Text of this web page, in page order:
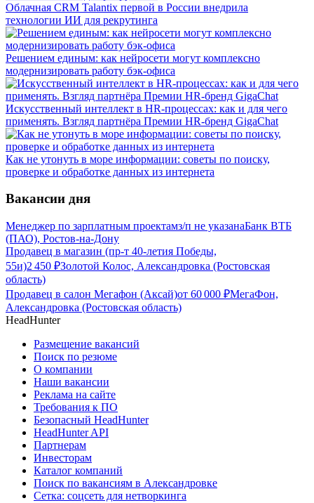
Облачная CRM Talantix первой в России внедрила
технологии ИИ для рекрутинга
Решением единым: как нейросети могут комплексно
модернизировать работу бэк-офиса
Искусственный интеллект в HR-процессах: как и для чего
применять. Взгляд партнёра Премии HR-бренд GigaChat
Как не утонуть в море информации: советы по поиску,
проверке и обработке данных из интернета
Вакансии дня
Менеджер по зарплатным проектамз/п не указанаБанк ВТБ
(ПАО), Ростов-на-Дону
Продавец в магазин (пр-т 40-летия Победы,
55и)2 450 ₽Золотой Колос, Александровка (Ростовская
область)
Продавец в салон Мегафон (Аксай)от 60 000 ₽МегаФон,
Александровка (Ростовская область)
HeadHunter
Размещение вакансий
Поиск по резюме
О компании
Наши вакансии
Реклама на сайте
Требования к ПО
Безопасный HeadHunter
HeadHunter API
Партнерам
Инвесторам
Каталог компаний
Поиск по вакансиям в Александровке
Сетка: соцсеть для нетворкинга